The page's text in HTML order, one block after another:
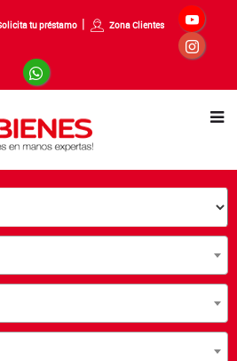
tu préstamo Zona Clientes